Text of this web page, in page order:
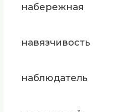
набережная
навязчивость
наблюдатель